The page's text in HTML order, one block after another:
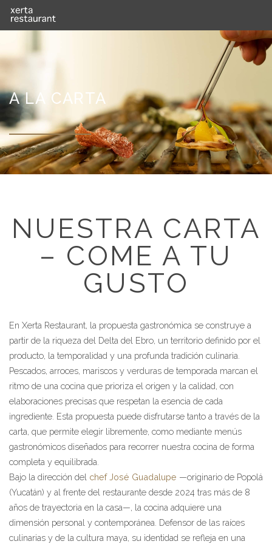
A LA CARTA
NUESTRA CARTA
– COME A TU
GUSTO
En Xerta Restaurant, la propuesta gastronómica se construye a
partir de la riqueza del Delta del Ebro, un territorio definido por el
producto, la temporalidad y una profunda tradición culinaria.
Pescados, arroces, mariscos y verduras de temporada marcan el
ritmo de una cocina que prioriza el origen y la calidad, con
elaboraciones precisas que respetan la esencia de cada
ingrediente. Esta propuesta puede disfrutarse tanto a través de la
carta, que permite elegir libremente, como mediante menús
gastronómicos diseñados para recorrer nuestra cocina de forma
completa y equilibrada.
Bajo la dirección del chef José Guadalupe —originario de Popolá
(Yucatán) y al frente del restaurante desde 2024 tras más de 8
años de trayectoria en la casa—, la cocina adquiere una
dimensión personal y contemporánea. Defensor de las raíces
culinarias y de la cultura maya, su identidad se refleja en una